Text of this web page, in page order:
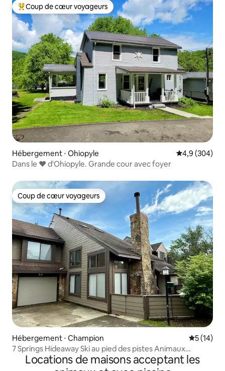
Coups de cœur voyageurs les plus appréciés
Coup de cœur voyageurs
Hébergement ⋅ Ohiopyle Évaluation
4,9 (304)
Dans le ❤ d'Ohiopyle. Grande cour avec foyer
Coup de cœur voyageurs
Coup de cœur voyageurs
Hébergement ⋅ Champion
5 (14)
7 Springs Hideaway Ski au pied des pistes Animaux
acceptés
Locations de maisons acceptant les